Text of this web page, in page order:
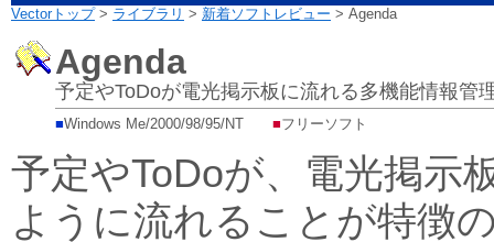
Vectorトップ> ライブラリ > 新着ソフトレビュー > Agenda
Agenda
予定やToDoが電光掲示板に流れる多機能情報管
■Windows Me/2000/98/95/NT ■フリーソフト
予定やToDoが、電光掲示
ように流れることが特徴